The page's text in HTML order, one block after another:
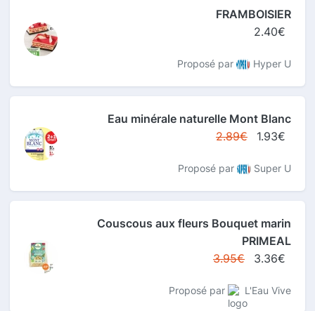
FRAMBOISIER
2.40€
Proposé par Hyper U
Eau minérale naturelle Mont Blanc
2.89€
1.93€
Proposé par Super U
Couscous aux fleurs Bouquet marin
PRIMEAL
3.95€
3.36€
Proposé par L'Eau Vive